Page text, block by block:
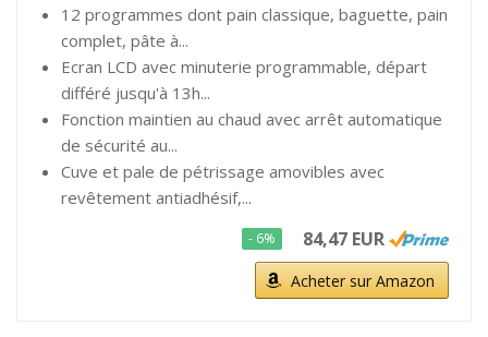
12 programmes dont pain classique, baguette, pain
complet, pâte à...
Ecran LCD avec minuterie programmable, départ
différé jusqu'à 13h...
Fonction maintien au chaud avec arrêt automatique
de sécurité au...
Cuve et pale de pétrissage amovibles avec
revêtement antiadhésif,...
- 6% 84,47 EUR
Acheter sur Amazon